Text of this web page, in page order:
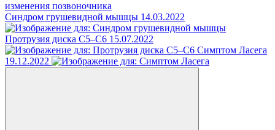
Синдром грушевидной мышцы 14.03.2022
Протрузия диска С5–С6 15.07.2022
Симптом Ласега
19.12.2022